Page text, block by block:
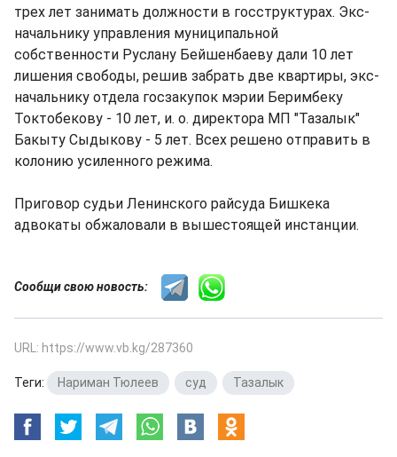
трех лет занимать должности в госструктурах. Экс-
начальнику управления муниципальной
собственности Руслану Бейшенбаеву дали 10 лет
лишения свободы, решив забрать две квартиры, экс-
начальнику отдела госзакупок мэрии Беримбеку
Токтобекову - 10 лет, и. о. директора МП "Тазалык"
Бакыту Сыдыкову - 5 лет. Всех решено отправить в
колонию усиленного режима.
Приговор судьи Ленинского райсуда Бишкека
адвокаты обжаловали в вышестоящей инстанции.
Сообщи свою новость:
URL: https://www.vb.kg/287360
Теги: Нариман Тюлеев суд Тазалык